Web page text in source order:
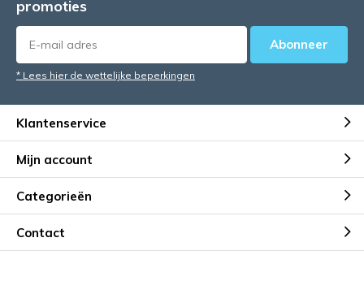
promoties
Abonneer
* Lees hier de wettelijke beperkingen
Klantenservice
Mijn account
Categorieën
Contact